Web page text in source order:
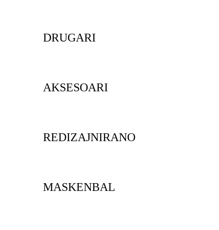
DRUGARI
AKSESOARI
REDIZAJNIRANO
MASKENBAL